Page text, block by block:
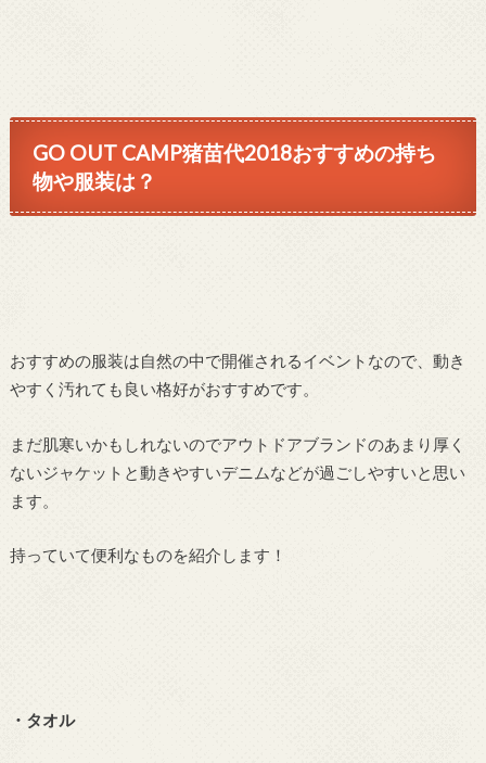
GO OUT CAMP猪苗代2018おすすめの持ち
物や服装は？
おすすめの服装は自然の中で開催されるイベントなので、動き
やすく汚れても良い格好がおすすめです。
まだ肌寒いかもしれないのでアウトドアブランドのあまり厚く
ないジャケットと動きやすいデニムなどが過ごしやすいと思い
ます。
持っていて便利なものを紹介します！
・タオル